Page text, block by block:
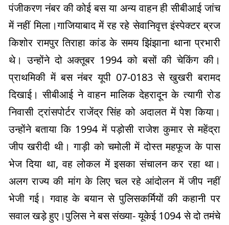
पंजीकरण नंबर की कोई बस या अन्य वाहन ही सीबीआई जांच
में नहीं मिला।गाजियाबाद में रह रहे सेवानिवृत्त इंस्पेक्टर ब्रज
किशोर रामपुर तिराहा कांड के समय झिंझाना थाना प्रभारी
थे। उन्होंने दो अक्तूबर 1994 को बसों की चेकिंग की।
प्राथमिकी में बस नंबर यूपी 07-0183 से खुखरी बरामद
दिखाई। सीबीआई ने वाहन मालिक देहरादून के त्यागी रोड
निवासी ट्रांसपोर्टर राजेंद्र सिंह को अदालत में पेश किया।
उन्होंने बताया कि 1994 में पड़ोसी राजेश कुमार से महेंद्रा
जीप खरीदी थी। गाड़ी को चमोली में दोस्त महफूज के पास
भेज दिया था, वह लोकल में इसका संचालन कर रहा था।
अलग राज्य की मांग के लिए चल रहे आंदोलन में जीप नहीं
भेजी गई। गवाह के बयान से पुलिसकर्मियों की कहानी पर
सवाल खड़े हुए।पुलिस ने बस संख्या- यूकेई 1094 से दो तमंचे